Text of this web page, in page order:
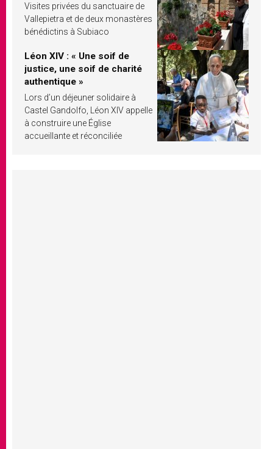
Visites privées du sanctuaire de
Vallepietra et de deux monastères
bénédictins à Subiaco
Léon XIV : « Une soif de
justice, une soif de charité
authentique »
Lors d’un déjeuner solidaire à
Castel Gandolfo, Léon XIV appelle
à construire une Église
accueillante et réconciliée